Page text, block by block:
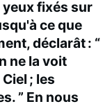
fixés sur
ce que
déclarât : “
ne la voit
; les
” En nous